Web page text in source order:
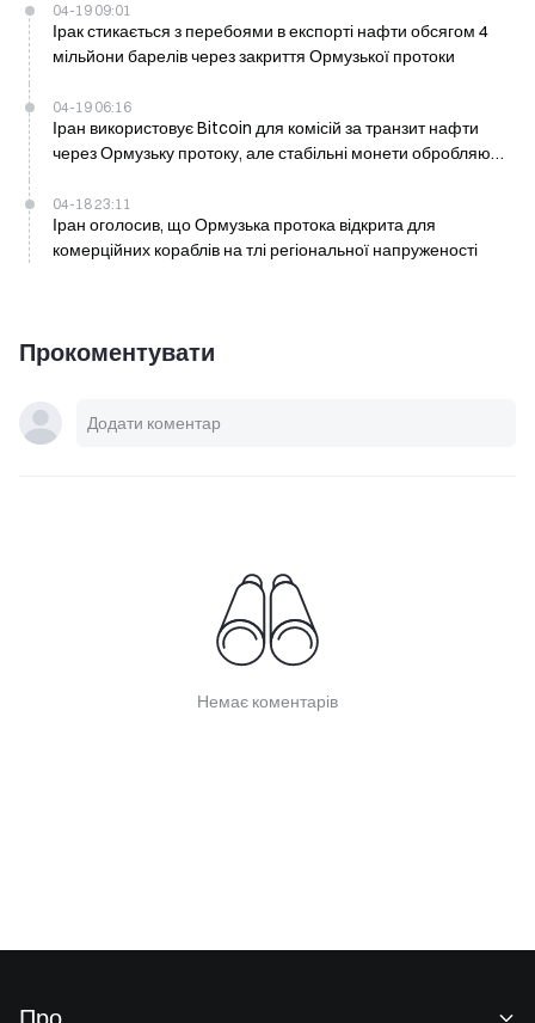
04-19 09:01
Ірак стикається з перебоями в експорті нафти обсягом 4
мільйони барелів через закриття Ормузької протоки
04-19 06:16
Іран використовує Bitcoin для комісій за транзит нафти
через Ормузьку протоку, але стабільні монети обробляють
04-18 23:11
Іран оголосив, що Ормузька протока відкрита для
комерційних кораблів на тлі регіональної напруженості
Прокоментувати
Немає коментарів